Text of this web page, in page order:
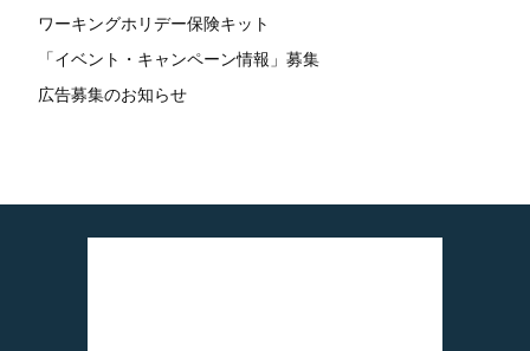
ワーキングホリデー保険キット
「イベント・キャンペーン情報」募集
広告募集のお知らせ